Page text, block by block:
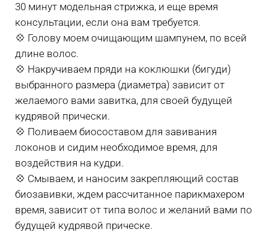
30 минут модельная стрижка, и еще время
консультации, если она вам требуется.
💠 Голову моем очищающим шампунем, по всей
длине волос.
💠 Накручиваем пряди на коклюшки (бигуди)
выбранного размера (диаметра) зависит от
желаемого вами завитка, для своей будущей
кудрявой прически.
💠 Поливаем биосоставом для завивания
локонов и сидим необходимое время, для
воздействия на кудри.
💠 Смываем, и наносим закрепляющий состав
биозавивки, ждем рассчитанное парикмахером
время, зависит от типа волос и желаний вами по
будущей кудрявой прическе.